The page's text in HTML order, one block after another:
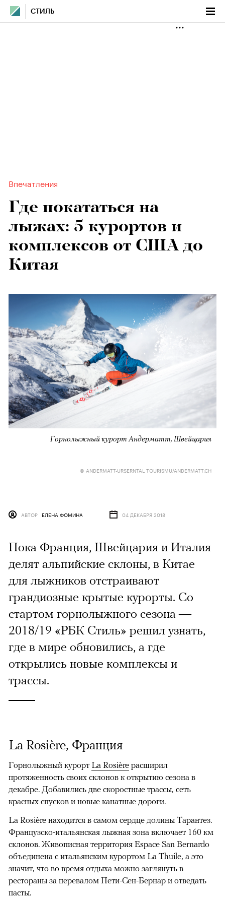
СТИЛЬ
Впечатления
Где покататься на
лыжах: 5 курортов и
комплексов от США до
Китая
Горнолыжный курорт Андерматт, Швейцария
© ANDERMATT-URSERNTAL TOURISMU/ANDERMATT.CH
АВТОР ЕЛЕНА ФОМИНА 04 ДЕКАБРЯ 2018
Пока Франция, Швейцария и Италия
делят альпийские склоны, в Китае
для лыжников отстраивают
грандиозные крытые курорты. Со
стартом горнолыжного сезона —
2018/19 «РБК Стиль» решил узнать,
где в мире обновились, а где
открылись новые комплексы и
трассы.
La Rosière, Франция
Горнолыжный курорт La Rosière расширил
протяженность своих склонов к открытию сезона в
декабре. Добавились две скоростные трассы, сеть
красных спусков и новые канатные дороги.
La Rosière находится в самом сердце долины Тарантез.
Французско-итальянская лыжная зона включает 160 км
склонов. Живописная территория Espace San Bernardo
объединена с итальянским курортом La Thuile, а это
значит, что во время отдыха можно заглянуть в
рестораны за перевалом Пети-Сен-Бернар и отведать
пасты.